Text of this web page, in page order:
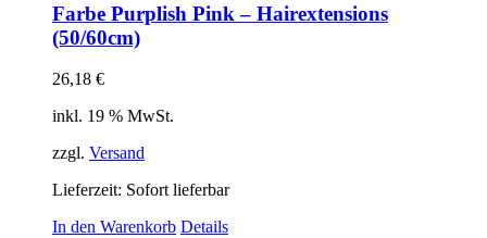
Farbe Purplish Pink – Hairextensions
(50/60cm)
26,18 €
inkl. 19 % MwSt.
zzgl. Versand
Lieferzeit: Sofort lieferbar
In den Warenkorb Details